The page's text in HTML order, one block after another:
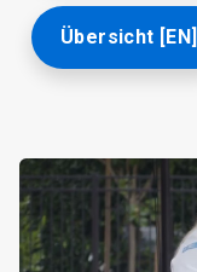
Übersicht [EN]